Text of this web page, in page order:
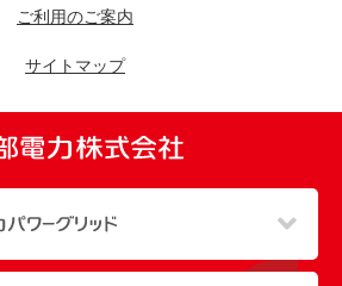
ご利用のご案内
サイトマップ
ウを開きます）